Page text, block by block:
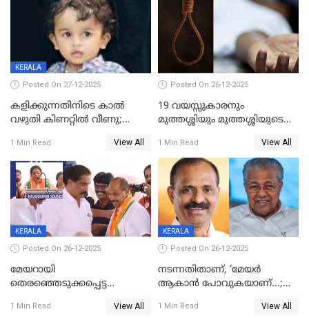
KERALA
Posted On 27-12-2025
കളിക്കുന്നതിനിടെ കാൽ
വഴുതി കിണറ്റിൽ വീണു;
ദാരുണാന്ത്യം
1 Min Read View All
Posted On 26-12-2025
19 വയസ്സുകാരനും
മുത്തശ്ശിയും മുത്തശ്ശിയുടെ
മരിച്ചനിലയിൽ
1 Min Read View All
KERALA
Posted On 26-12-2025
മേയറായി
തെരഞ്ഞെടുക്കപ്പെട്ട
ആദ്യ വോട്ട് അസാധു; കണ്ണൂർ
1 Min Read View All
KERALA
Posted On 26-12-2025
നടന്നതിതാണ്, ‘മേയർ
ആകാൻ പോവുകയാണ്...;
മുഖ്യമന്ത്രിയുടെ ഓഫീസ്
1 Min Read View All